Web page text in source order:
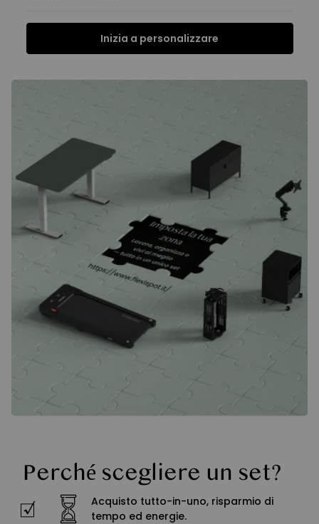
Inizia a personalizzare
Recensioni
Perché scegliere un set?
Acquisto tutto-in-uno, risparmio di
tempo ed energie.